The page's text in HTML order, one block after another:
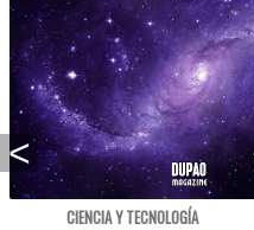
CIENCIA Y TECNOLOGÍA